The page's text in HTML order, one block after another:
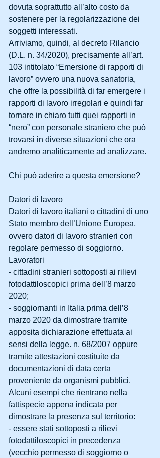
dovuta soprattutto all’alto costo da
sostenere per la regolarizzazione dei
soggetti interessati.
Arriviamo, quindi, al decreto Rilancio
(D.L. n. 34/2020), precisamente all’art.
103 intitolato “Emersione di rapporti di
lavoro” ovvero una nuova sanatoria,
che offre la possibilità di far emergere i
rapporti di lavoro irregolari e quindi far
tornare in chiaro tutti quei rapporti in
“nero” con personale straniero che può
trovarsi in diverse situazioni che ora
andremo analiticamente ad analizzare.
Chi può aderire a questa emersione?
Datori di lavoro
Datori di lavoro italiani o cittadini di uno
Stato membro dell’Unione Europea,
ovvero datori di lavoro stranieri con
regolare permesso di soggiorno.
Lavoratori
- cittadini stranieri sottoposti ai rilievi
fotodattiloscopici prima dell’8 marzo
2020;
- soggiornanti in Italia prima dell’8
marzo 2020 da dimostrare tramite
apposita dichiarazione effettuata ai
sensi della legge. n. 68/2007 oppure
tramite attestazioni costituite da
documentazioni di data certa
proveniente da organismi pubblici.
Alcuni esempi che rientrano nella
fattispecie appena indicata per
dimostrare la presenza sul territorio:
- essere stati sottoposti a rilievi
fotodattiloscopici in precedenza
(vecchio permesso di soggiorno o